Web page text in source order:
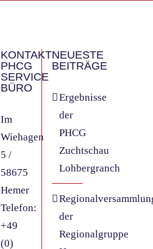
KONTAKT
PHCG
SERVICE
BÜRO
Im
Wiehagen
5 /
58675
Hemer
Telefon:
+49
(0)
NEUESTE
BEITRÄGE
Ergebnisse
der
PHCG
Zuchtschau
Lohbergranch
der
Regionalgruppe